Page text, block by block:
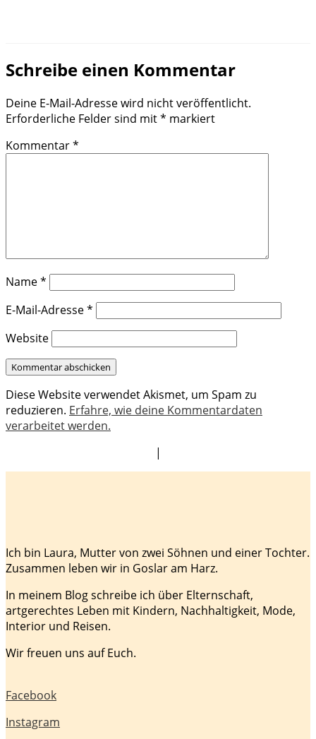
Schreibe einen Kommentar
Deine E-Mail-Adresse wird nicht veröffentlicht.
Erforderliche Felder sind mit* markiert
Kommentar*
Name*
E-Mail-Adresse*
Website
Diese Website verwendet Akismet, um Spam zu
reduzieren. Erfahre, wie deine Kommentardaten
verarbeitet werden.
|
Ich bin Laura, Mutter von zwei Söhnen und einer Tochter.
Zusammen leben wir in Goslar am Harz.
In meinem Blog schreibe ich über Elternschaft,
artgerechtes Leben mit Kindern, Nachhaltigkeit, Mode,
Interior und Reisen.
Wir freuen uns auf Euch.
Facebook
Instagram